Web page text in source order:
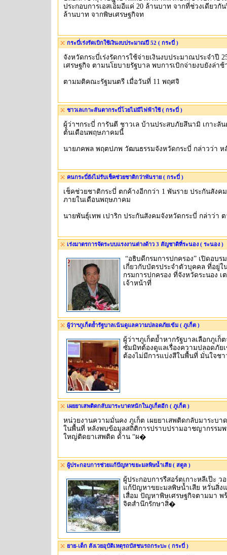
ประกอบการเอสเอ็มอีแค่ 20 ล้านบาท จากที่ช่วงเดียวกั
ล้านบาท จากพิษเศรษฐกิจท
กระบี่เร่งรัดเบิกใช้เงินงบประมาณปี 52 ( กระบี่ )
จังหวัดกระบี่เร่งรัดการใช้จ่ายเงินงบประมาณประจำปี
เศรษฐกิจ ตามนโยบายรัฐบาล พบการเบิกจ่ายงบยังล่าช้
ตามมติคณะรัฐมนตรี เมื่อวันที่ 11 พฤศจิ
ชาวเลเกาะลันตากระบี่โวยไม่มีไฟฟ้าใช้ ( กระบี่ )
ผู้ว่าฯกระบี่ การันตี ชาวเล บ้านประสบภัยสึนามิ เกาะลั
ต้นเดือนพฤษภาคมนี้
นายภคพล พฤตปภพ วัฒนธรรมจังหวัดกระบี่ กล่าวว่า ห
คนกระบี่ยังไม่รับเช็คช่วยชาติกว่าพันราย ( กระบี่ )
เช็คช่วยชาติกระบี่ ตกค้างอีกกว่า 1 พันราย ประกันสังค
ภายในเดือนพฤษภาคม
นายพันธุ์เทพ เปาริก ประกันสังคมจังหวัดกระบี่ กล่าว่า
เร่งมาตรการจัดระบบแรงงานต่างด้าว 3 สัญชาติที่ระนอง ( ระนอง )
“อธิบดีกรมการปกครอง” เปิดอบร
เกี่ยวกับบัตรประจำตัวบุคคล ที่อยู่
กรมการปกครอง ที่จังหวัดระนอง เ
เจ้าหน้าที่
ผู้ว่าฯภูเก็ตย้ำรัฐบาลเน้นดูแลความปลอดภัยเข้ม ( ภูเก็ต )
ผู้ว่าฯภูเก็ตย้ำหากรัฐบาลเลือกภูเก็
ซัมมิทต้องดูแลเรื่องความปลอดภัย
ต้องไม่มีการแบ่งสีในพื้นที่ มั่นใจช
เผยยาเสพติดกลับมาระบาดหนักในภูเก็ตอีก ( ภูเก็ต )
หน่วยงานความมั่นคง ภูเก็ต เผยยาเสพติดกลับมาระบา
ในพื้นที่ หลังพบข้อมูลสถิติการปราบปรามอาชญากรรม
ใหญ่ติดยาเสพติด ด้าน “ผ�
ผู้ประกอบการช่วยแก้ปัญหาขยะมลพิษน้ำเสีย ( สตูล )
ผู้ประกอบการรีสอร์ตเกาะหลีเป๊ะ
แก้ปัญหาขยะมลพิษน้ำเสีย หวั่นสิ่ง
เสื่อม ปัญหาพิษเศรษฐกิจตามมา พ
จิตสำนึกรักษาสิ่�
ยาย-เด็ก สังเวยอุบัติเหตุรถบัสชนรถกระบะ ( กระบี่ )